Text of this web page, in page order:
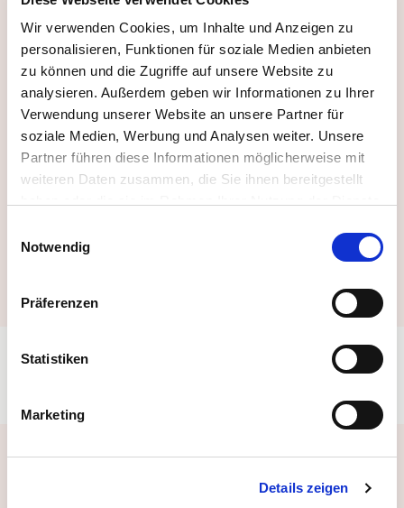
Wir verwenden Cookies, um Inhalte und Anzeigen zu
personalisieren, Funktionen für soziale Medien anbieten
zu können und die Zugriffe auf unsere Website zu
analysieren. Außerdem geben wir Informationen zu Ihrer
Verwendung unserer Website an unsere Partner für
soziale Medien, Werbung und Analysen weiter. Unsere
Partner führen diese Informationen möglicherweise mit
weiteren Daten zusammen, die Sie ihnen bereitgestellt
Cookie-Erklärung
auf unserer Website jederzeit ändern
Notwendig
Präferenzen
Statistiken
Marketing
Details zeigen
German
Mit dem Absenden dieses Formulars
stimmen Sie unserenAGBs zu.
Abonnieren
Passende Meldungen